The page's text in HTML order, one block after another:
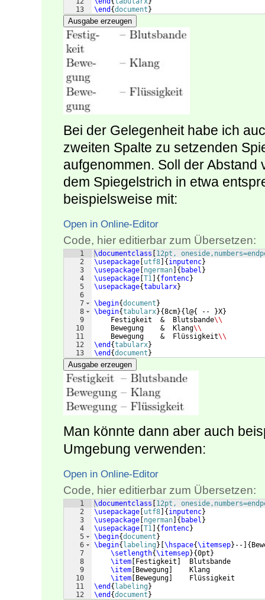
13
\end {document }
Ausgabe erzeugen
Bei der Gelegenheit habe ich
zweiten Spalte zu setzenden
aufgenommen. Soll der
dem Spiegelstrich in etwa
beispielsweise mit:
Open in Online-Editor
Code, hier editierbar zum Übersetzen:
1
2
3
4
5
6
7
8
9
10
11
12
13
\documentclass
12pt,
\usepackage utf8 { inputenc}
\usepackage ngerman { babel }
\usepackage T1 { fontenc}
\usepackage{tabularx}
\begin{document }
\begin{tabularx}{8cm}{ l@{ -- }X}
    Festigkeit  &  Blutsbande
\\
    Bewegung    &  Klang
\\
    Bewegung    &  Flüssigkeit
\\
\end {tabularx}
\end {document }
Ausgabe erzeugen
Man könnte dann aber auch
Umgebung verwenden:
Open in Online-Editor
Code, hier editierbar zum Übersetzen:
1
2
3
4
5
6
7
8
9
10
11
12
\documentclass
12pt,
\usepackage utf8 { inputenc}
\usepackage ngerman { babel }
\usepackage T1 { fontenc}
\begin{document }
\begin{ labeling } \hspace{\itemsep} -- {
\setlength{\itemsep}{0pt }
\item
Festigkeit
  Blutsbande
\item
Bewegung
    Klang
\item
Bewegung
    Flüssigkeit
\end { labeling }
\end {document }